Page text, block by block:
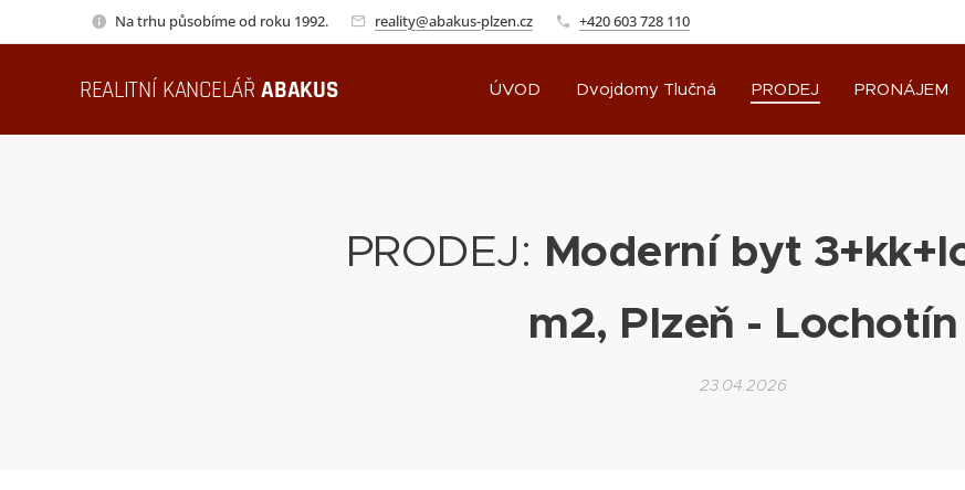
Na trhu působíme od roku 1992. reality@abakus-plzen.cz +420 603 728 110
REALITNÍ KANCELÁŘABAKUS ÚVOD Dvojdomy Tlučná PRODEJ PRONÁJEM
PRODEJ: Moderní byt
m2, Plzeň - Lochotín
23.04.2026